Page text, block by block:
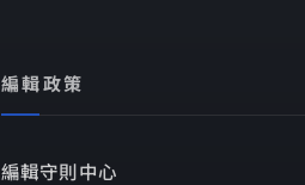
編輯政策
編輯守則中心